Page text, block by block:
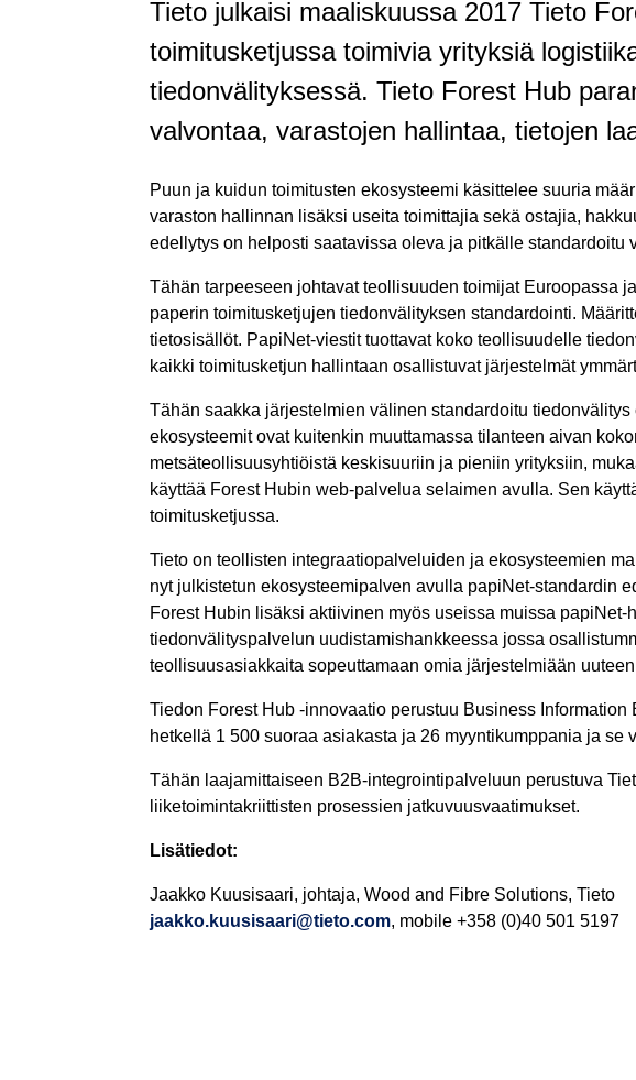
Tieto julkaisi maaliskuussa 2017 Tieto
toimitusketjussa toimivia yrityksiä
tiedonvälityksessä. Tieto Forest Hub
valvontaa, varastojen hallintaa, tietojen
Puun ja kuidun toimitusten ekosysteemi käsittelee suuria
varaston hallinnan lisäksi useita toimittajia sekä ostajia,
edellytys on helposti saatavissa oleva ja pitkälle standardoitu
Tähän tarpeeseen johtavat teollisuuden toimijat Euroopassa
paperin toimitusketjujen tiedonvälityksen standardointi.
tietosisällöt. PapiNet-viestit tuottavat koko teollisuudelle
kaikki toimitusketjun hallintaan osallistuvat järjestelmät
Tähän saakka järjestelmien välinen standardoitu
ekosysteemit ovat kuitenkin muuttamassa tilanteen aivan
metsäteollisuusyhtiöistä keskisuuriin ja pieniin yrityksiin,
käyttää Forest Hubin web-palvelua selaimen avulla. Sen
toimitusketjussa.
Tieto on teollisten integraatiopalveluiden ja ekosysteemien
nyt julkistetun ekosysteemipalven avulla papiNet-standardin
Forest Hubin lisäksi aktiivinen myös useissa muissa
tiedonvälityspalvelun uudistamishankkeessa jossa
teollisuusasiakkaita sopeuttamaan omia järjestelmiään
Tiedon Forest Hub -innovaatio perustuu Business
hetkellä 1 500 suoraa asiakasta ja 26 myyntikumppania ja
Tähän laajamittaiseen B2B-integrointipalveluun perustuva
liiketoimintakriittisten prosessien jatkuvuusvaatimukset.
Lisätiedot:
Jaakko Kuusisaari, johtaja, Wood and Fibre Solutions, Tieto
jaakko.kuusisaari@tieto.com, mobile +358 (0)40 501 5197